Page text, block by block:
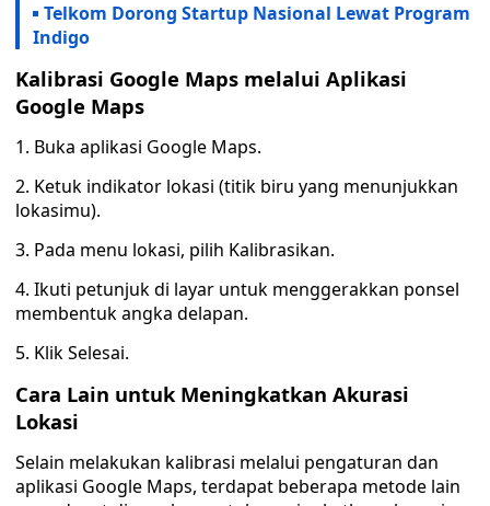
Telkom Dorong Startup Nasional Lewat Program
Indigo
Kalibrasi Google Maps melalui Aplikasi
Google Maps
1. Buka aplikasi Google Maps.
2. Ketuk indikator lokasi (titik biru yang menunjukkan
lokasimu).
3. Pada menu lokasi, pilih Kalibrasikan.
4. Ikuti petunjuk di layar untuk menggerakkan ponsel
membentuk angka delapan.
5. Klik Selesai.
Cara Lain untuk Meningkatkan Akurasi
Lokasi
Selain melakukan kalibrasi melalui pengaturan dan
aplikasi Google Maps, terdapat beberapa metode lain